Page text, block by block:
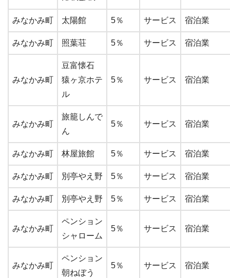
みなかみ町 太陽館 5％ サービス 宿泊業
みなかみ町 照葉荘 5％ サービス 宿泊業
みなかみ町
豆富懐石
猿ヶ京ホテ
ル
5％ サービス 宿泊業
みなかみ町
旅籠しんで
ん
5％ サービス 宿泊業
みなかみ町 林屋旅館 5％ サービス 宿泊業
みなかみ町 別亭やえ野 5％ サービス 宿泊業
みなかみ町 別亭やえ野 5％ サービス 宿泊業
みなかみ町
ペンション
シャローム
5％ サービス 宿泊業
みなかみ町
ペンション
朝ねぼう
5％ サービス 宿泊業